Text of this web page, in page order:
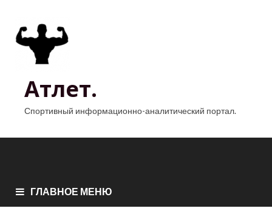
Атлет.
Спортивный информационно-аналитический портал.
ГЛАВНОЕ МЕНЮ